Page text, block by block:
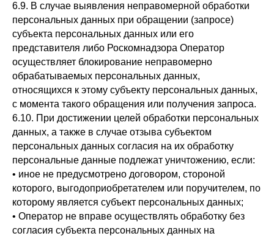
6.9. В случае выявления неправомерной обработки
персональных данных при обращении (запросе)
субъекта персональных данных или его
представителя либо Роскомнадзора Оператор
осуществляет блокирование неправомерно
обрабатываемых персональных данных,
относящихся к этому субъекту персональных данных,
с момента такого обращения или получения запроса.
6.10. При достижении целей обработки персональных
данных, а также в случае отзыва субъектом
персональных данных согласия на их обработку
персональные данные подлежат уничтожению, если:
• иное не предусмотрено договором, стороной
которого, выгодоприобретателем или поручителем, по
которому является субъект персональных данных;
• Оператор не вправе осуществлять обработку без
согласия субъекта персональных данных на